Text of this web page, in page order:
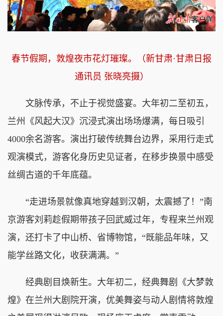
春节假期，敦煌夜市花灯璀璨。（新甘肃·甘肃日报
通讯员 张晓亮摄）
文脉传承，不止于视觉盛宴。大年初二至初五，
兰州《风起大汉》沉浸式演出场场爆满，每日吸引
4000余名游客。演出打破传统舞台边界，采用行走式
观演模式，游客化身历史见证者，在移步换景中感受
丝绸古道的千年底蕴。
“走进场景就像真地穿越到汉朝，太震撼了！”南
京游客刘莉趁假期带孩子回武威过年，专程来兰州观
演，还打卡了中山桥、省博物馆，“既能品年味，又
能学丝路文化，收获满满。”
经典剧目焕新生。大年初二，经典舞剧《大梦敦
煌》在兰州大剧院开演，优美舞姿与动人剧情将敦煌